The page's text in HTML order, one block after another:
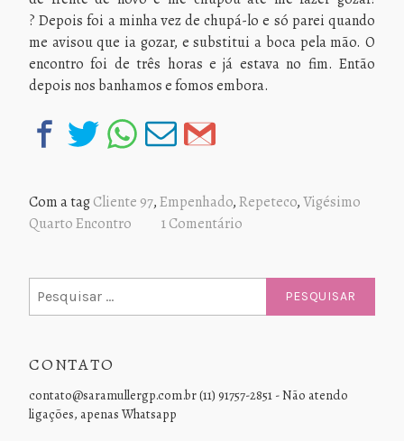
? Depois foi a minha vez de chupá-lo e só parei quando
me avisou que ia gozar, e substitui a boca pela mão. O
encontro foi de três horas e já estava no fim. Então
depois nos banhamos e fomos embora.
Com a tagCliente 97,Empenhado,Repeteco,Vigésimo
Quarto Encontro
1 Comentário
por:
CONTATO
contato@saramullergp.com.br (11) 91757-2851 - Não atendo
ligações, apenas Whatsapp